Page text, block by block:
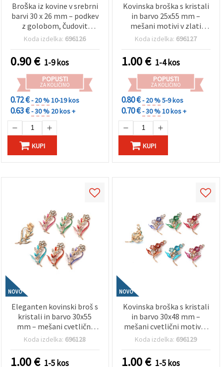
Broška iz kovine v srebrni
barvi 30 x 26 mm – podkev
z golobom, čudovit
simbol miru, sreče in
ustvarjanje)
Koda izdelka: 696126
0.90€ 1-9 kos
POPUSTI
ZA KOLIČINO
0.72 €- 20 %10-19 kos
0.63 €- 30 % 20 kos +
KUPI
Kovinska broška s kristali
in barvo 25x55 mm –
mešani motivi v zlati
barvi za elegantna darila
Koda izdelka: 696127
1.00€ 1-4 kos
POPUSTI
ZA KOLIČINO
0.80 €- 20 %5-9 kos
0.70 €- 30 %10 kos +
KUPI
NOVO
Eleganten kovinski broš s
kristali in barvo 30x55
mm – mešani cvetlični
dizajni v zlati barvi za
ideje za darilo
Koda izdelka: 696128
1.00€ 1-5 kos
NOVO
Kovinska broška s kristali
in barvo 30x48 mm –
mešani cvetlični motivi v
zlati barvi za elegantne
priložnosti
Koda izdelka: 696129
1.00€ 1-5 kos